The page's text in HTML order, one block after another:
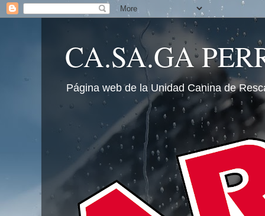
CA.SA.GA
Página web de la Unidad Canina de